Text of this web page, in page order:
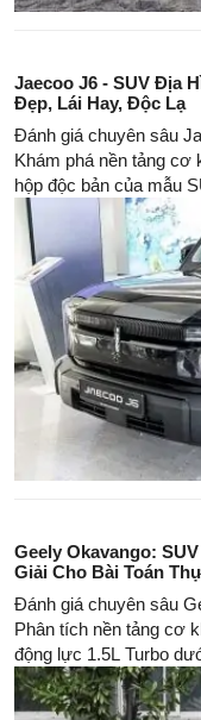
Jaecoo J6 - SUV Địa
Đẹp, Lái Hay, Độc Lạ
Đánh giá chuyên sâu
Khám phá nền tảng cơ
hộp độc bản của mẫu
Geely Okavango:
Giải Cho Bài Toán
Đánh giá chuyên sâu
Phân tích nền tảng cơ
động lực 1.5L Turbo